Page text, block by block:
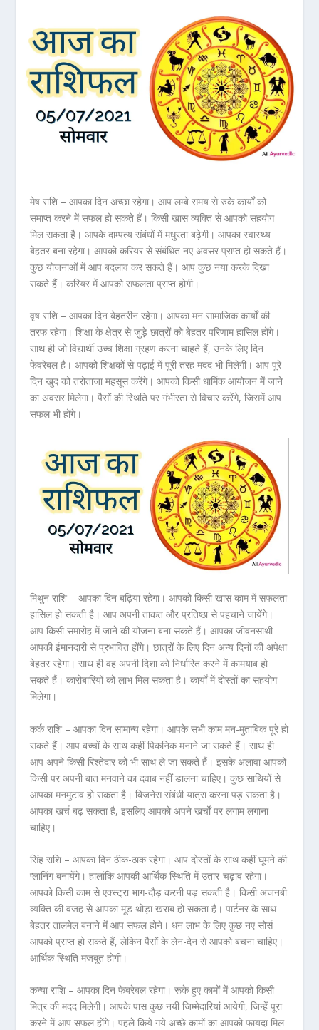
मेष राशि – आपका दिन अच्छा रहेगा। आप लम्बे समय से रुके कार्यों को
समाप्त करने में सफल हो सकते हैं। किसी खास व्यक्ति से आपको सहयोग
मिल सकता है। आपके दाम्पत्य संबंधों में मधुरता बढ़ेगी। आपका स्वास्थ्य
बेहतर बना रहेगा। आपको करियर से संबंधित नए अवसर प्राप्त हो सकते हैं।
कुछ योजनाओं में आप बदलाव कर सकते हैं। आप कुछ नया करके दिखा
सकते हैं। करियर में आपको सफलता प्राप्त होगी।
वृष राशि – आपका दिन बेहतरीन रहेगा। आपका मन सामाजिक कार्यों की
तरफ रहेगा। शिक्षा के क्षेत्र से जुड़े छात्रों को बेहतर परिणाम हासिल होंगे।
साथ ही जो विद्यार्थी उच्च शिक्षा ग्रहण करना चाहते हैं, उनके लिए दिन
फेवरेबल है। आपको शिक्षकों से पढ़ाई में पूरी तरह मदद भी मिलेगी। आप पूरे
दिन खुद को तरोताजा महसूस करेंगे। आपको किसी धार्मिक आयोजन में जाने
का अवसर मिलेगा। पैसों की स्थिति पर गंभीरता से विचार करेंगे, जिसमें आप
सफल भी होंगे।
मिथुन राशि – आपका दिन बढ़िया रहेगा। आपको किसी खास काम में सफलता
हासिल हो सकती है। आप अपनी ताकत और प्रतिष्ठा से पहचाने जायेंगे।
आप किसी समारोह में जाने की योजना बना सकते हैं। आपका जीवनसाथी
आपकी ईमानदारी से प्रभावित होंगे। छात्रों के लिए दिन अन्य दिनों की अपेक्षा
बेहतर रहेगा। साथ ही वह अपनी दिशा को निर्धारित करने में कामयाब हो
सकते हैं। कारोबारियों को लाभ मिल सकता है। कार्यों में दोस्तों का सहयोग
मिलेगा।
कर्क राशि – आपका दिन सामान्य रहेगा। आपके सभी काम मन-मुताबिक पूरे हो
सकते हैं। आप बच्चों के साथ कहीं पिकनिक मनाने जा सकते हैं। साथ ही
आप अपने किसी रिश्तेदार को भी साथ ले जा सकते हैं। इसके अलावा आपको
किसी पर अपनी बात मनवाने का दवाब नहीं डालना चाहिए। कुछ साथियों से
आपका मनमुटाव हो सकता है। बिजनेस संबंधी यात्रा करना पड़ सकता है।
आपका खर्च बढ़ सकता है, इसलिए आपको अपने खर्चों पर लगाम लगाना
चाहिए।
सिंह राशि – आपका दिन ठीक-ठाक रहेगा। आप दोस्तों के साथ कहीं घूमने की
प्लानिंग बनायेंगे। हालांकि आपकी आर्थिक स्थिति में उतार-चढ़ाव रहेगा।
आपको किसी काम से एक्स्ट्रा भाग-दौड़ करनी पड़ सकती है। किसी अजनबी
व्यक्ति की वजह से आपका मूड थोड़ा खराब हो सकता है। पार्टनर के साथ
बेहतर तालमेल बनाने में आप सफल होने। धन लाभ के लिए कुछ नए सोर्स
आपको प्राप्त हो सकते हैं, लेकिन पैसों के लेन-देन से आपको बचना चाहिए।
आर्थिक स्थिति मजबूत होगी।
कन्या राशि – आपका दिन फेबरेबल रहेगा। रूके हुए कामों में आपको किसी
मित्र की मदद मिलेगी। आपके पास कुछ नयी जिम्मेदारियां आयेगी, जिन्हें पूरा
करने में आप सफल होंगे। पहले किये गये अच्छे कामों का आपको फायदा मिल